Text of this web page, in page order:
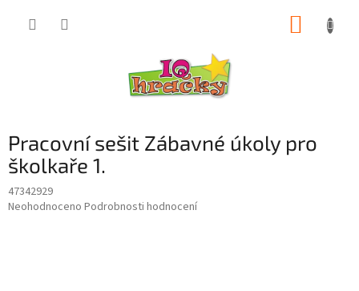
Pracovní sešit Zábavné úkoly pro
školkaře 1.
47342929
Průměrné
Neohodnoceno Podrobnosti hodnocení